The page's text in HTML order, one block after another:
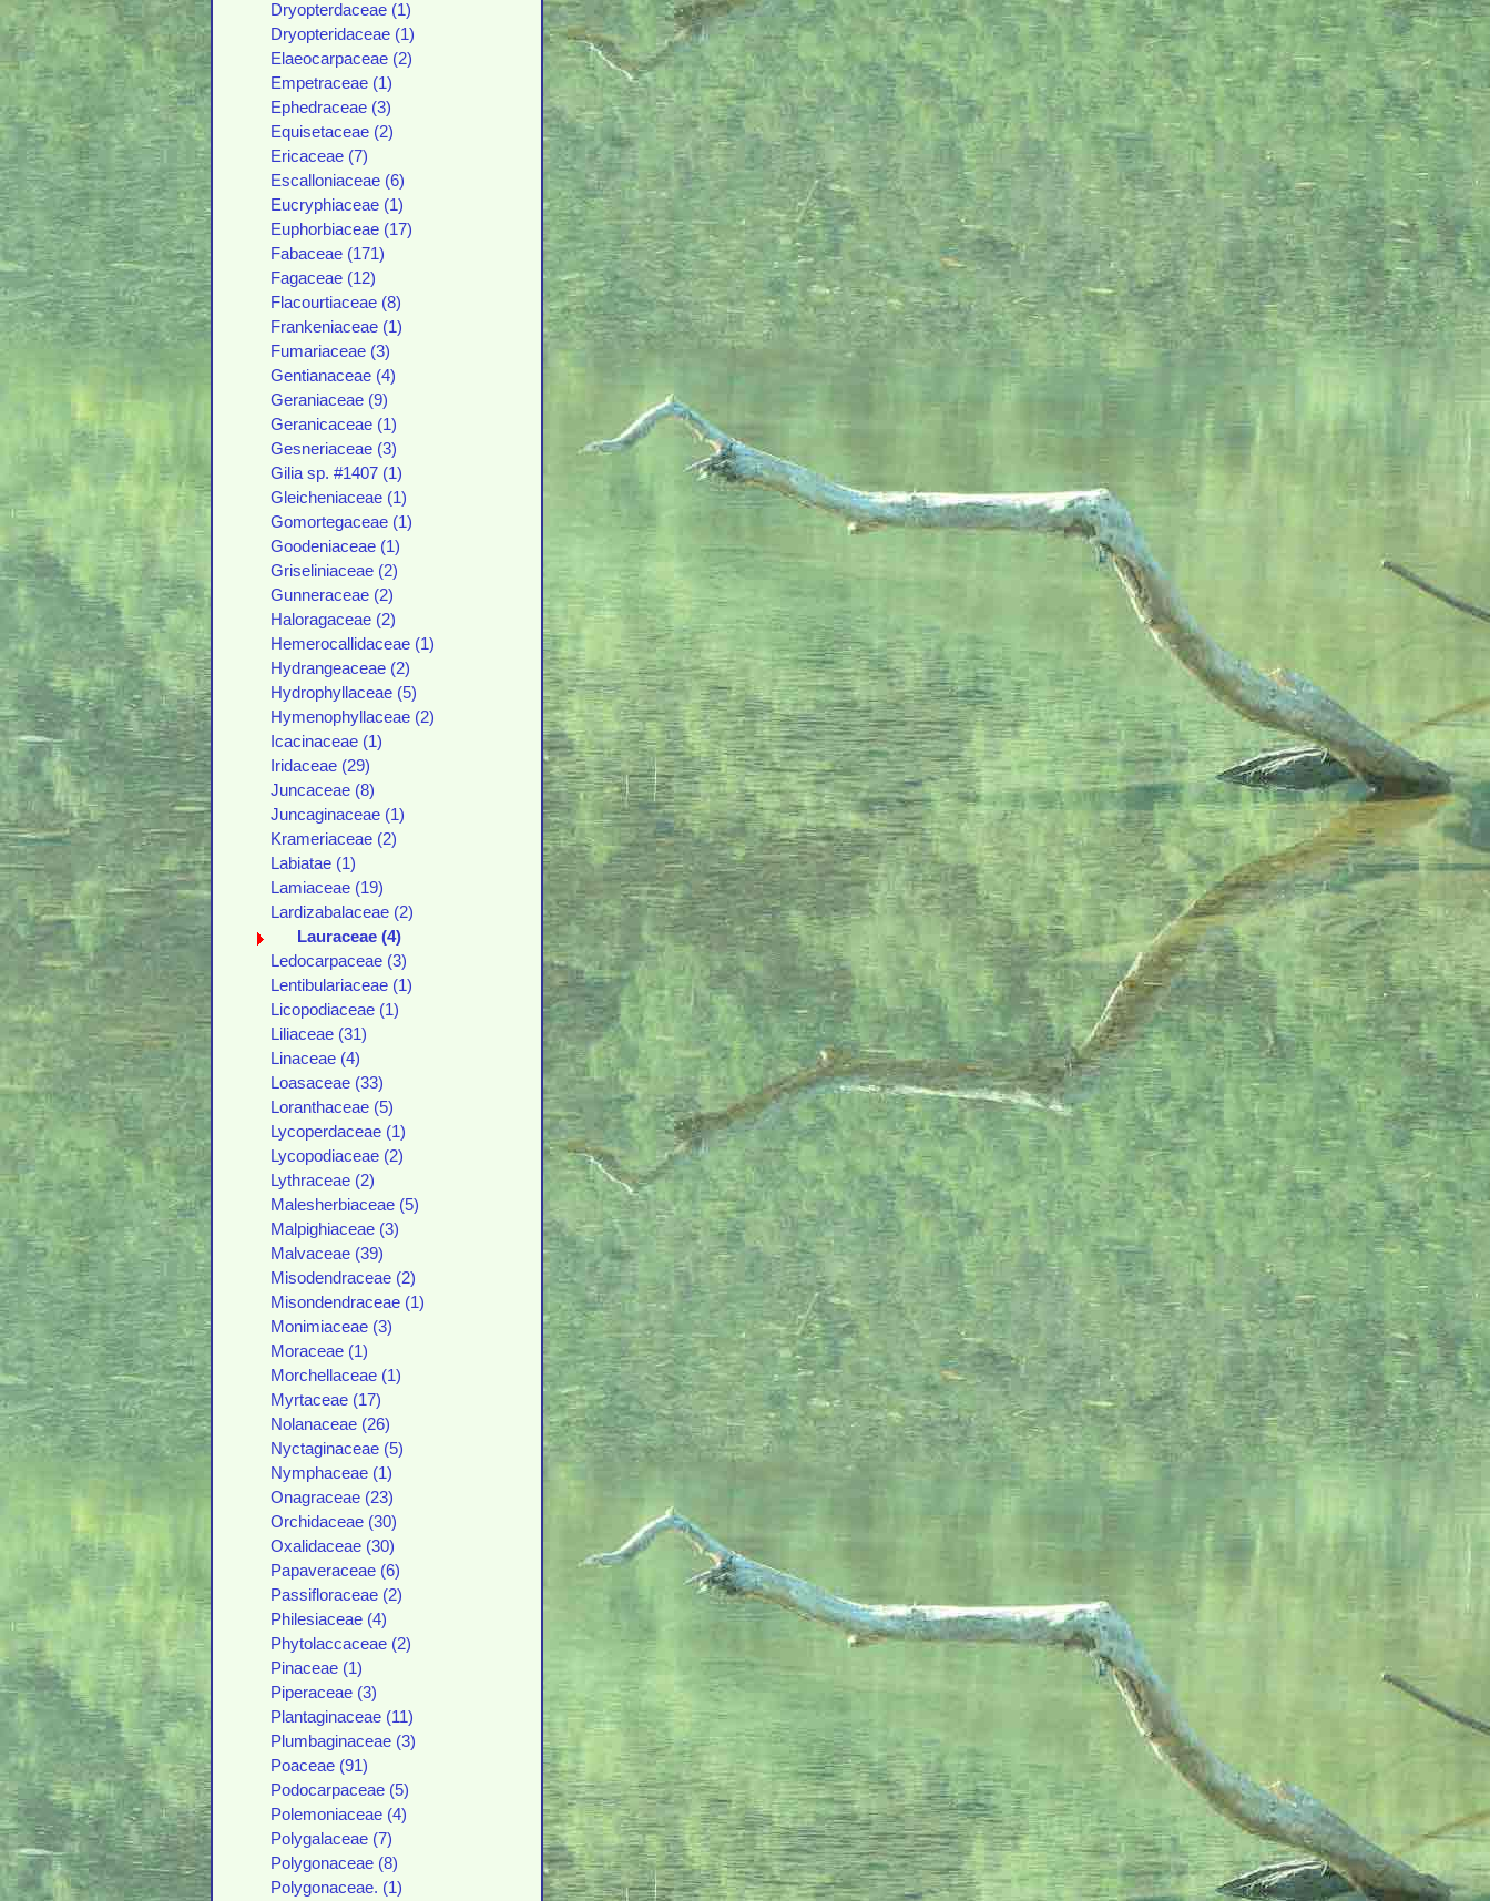
Dryopterdaceae (1)
Dryopteridaceae (1)
Elaeocarpaceae (2)
Empetraceae (1)
Ephedraceae (3)
Equisetaceae (2)
Ericaceae (7)
Escalloniaceae (6)
Eucryphiaceae (1)
Euphorbiaceae (17)
Fabaceae (171)
Fagaceae (12)
Flacourtiaceae (8)
Frankeniaceae (1)
Fumariaceae (3)
Gentianaceae (4)
Geraniaceae (9)
Geranicaceae (1)
Gesneriaceae (3)
Gilia sp. #1407 (1)
Gleicheniaceae (1)
Gomortegaceae (1)
Goodeniaceae (1)
Griseliniaceae (2)
Gunneraceae (2)
Haloragaceae (2)
Hemerocallidaceae (1)
Hydrangeaceae (2)
Hydrophyllaceae (5)
Hymenophyllaceae (2)
Icacinaceae (1)
Iridaceae (29)
Juncaceae (8)
Juncaginaceae (1)
Krameriaceae (2)
Labiatae (1)
Lamiaceae (19)
Lardizabalaceae (2)
Lauraceae (4)
Ledocarpaceae (3)
Lentibulariaceae (1)
Licopodiaceae (1)
Liliaceae (31)
Linaceae (4)
Loasaceae (33)
Loranthaceae (5)
Lycoperdaceae (1)
Lycopodiaceae (2)
Lythraceae (2)
Malesherbiaceae (5)
Malpighiaceae (3)
Malvaceae (39)
Misodendraceae (2)
Misondendraceae (1)
Monimiaceae (3)
Moraceae (1)
Morchellaceae (1)
Myrtaceae (17)
Nolanaceae (26)
Nyctaginaceae (5)
Nymphaceae (1)
Onagraceae (23)
Orchidaceae (30)
Oxalidaceae (30)
Papaveraceae (6)
Passifloraceae (2)
Philesiaceae (4)
Phytolaccaceae (2)
Pinaceae (1)
Piperaceae (3)
Plantaginaceae (11)
Plumbaginaceae (3)
Poaceae (91)
Podocarpaceae (5)
Polemoniaceae (4)
Polygalaceae (7)
Polygonaceae (8)
Polygonaceae. (1)